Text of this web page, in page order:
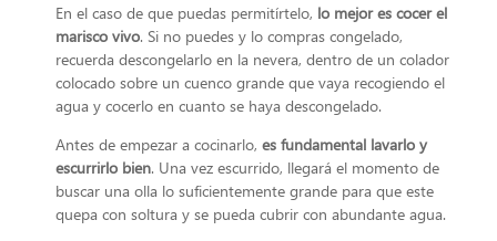
En el caso de que puedas permitírtelo, lo mejor es cocer el
marisco vivo. Si no puedes y lo compras congelado,
recuerda descongelarlo en la nevera, dentro de un colador
colocado sobre un cuenco grande que vaya recogiendo el
agua y cocerlo en cuanto se haya descongelado.
Antes de empezar a cocinarlo, es fundamental lavarlo y
escurrirlo bien. Una vez escurrido, llegará el momento de
buscar una olla lo suficientemente grande para que este
quepa con soltura y se pueda cubrir con abundante agua.